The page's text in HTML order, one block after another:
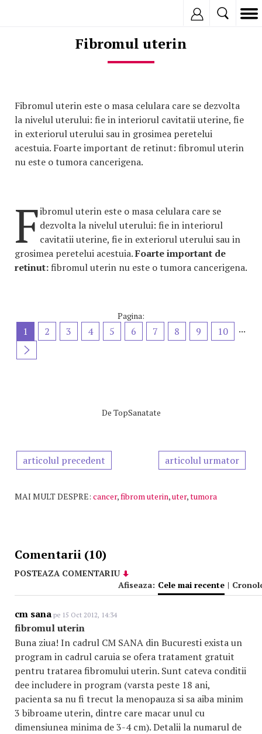
Fibromul uterin
Fibromul uterin este o masa celulara care se dezvolta
la nivelul uterului: fie in interiorul cavitatii uterine, fie
in exteriorul uterului sau in grosimea peretelui
acestuia. Foarte important de retinut: fibromul uterin
nu este o tumora cancerigena.
Fibromul uterin este o masa celulara care se
dezvolta la nivelul uterului: fie in interiorul
cavitatii uterine, fie in exteriorul uterului sau in
grosimea peretelui acestuia.Foarte important de
retinut:fibromul uterin nu este o tumora cancerigena.
Pagina:
1 2 3 4 5 6 7 8 9 10 ...
De TopSanatate
articolul precedent articolul urmator
MAI MULT DESPRE: cancer,fibrom uterin,uter,tumora
Comentarii (10)
POSTEAZA COMENTARIU
Afiseaza: Cele mai recente |
cm sana pe 15 Oct 2012, 14:34
fibromul uterin
Buna ziua! In cadrul CM SANA din Bucuresti exista un
program in cadrul caruia se ofera tratament gratuit
pentru tratarea fibromului uterin. Sunt cateva conditii
dee includere in program (varsta peste 18 ani,
pacienta sa nu fi trecut la menopauza si sa aiba minim
3 bibroame uterin, dintre care macar unul cu
dimensiunea minima de 3-4 cm). Detalii la numarul de